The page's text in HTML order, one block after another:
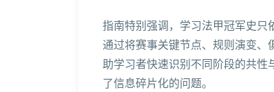
指南特别强调，学习法甲冠军史只
通过将赛事关键节点、规则演变、
助学习者快速识别不同阶段的共性
了信息碎片化的问题。